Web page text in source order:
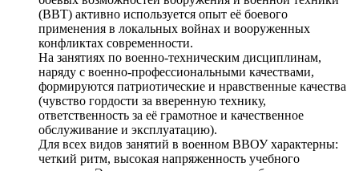
(ВВТ) активно используется опыт её боевого
применения в локальных войнах и вооруженных
конфликтах современности.
На занятиях по военно-техническим дисциплинам,
наряду с военно-профессиональными качествами,
формируются патриотические и нравственные качества
(чувство гордости за вверенную технику,
ответственность за её грамотное и качественное
обслуживание и эксплуатацию).
Для всех видов занятий в военном ВВОУ характерны:
четкий ритм, высокая напряженность учебного